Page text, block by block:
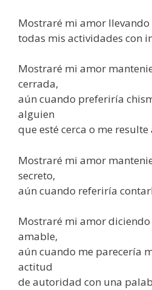
Mostraré mi amor llevando
todas mis actividades con
Mostraré mi amor
cerrada,
aún cuando preferiría
alguien
que esté cerca o me
Mostraré mi amor
secreto,
aún cuando referiría
Mostraré mi amor
amable,
aún cuando me parecería
actitud
de autoridad con una